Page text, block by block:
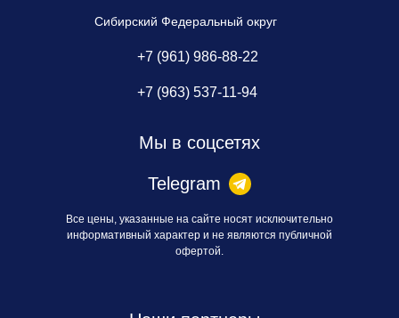
Все цены, указанные на сайте носят исключительно
информативный характер и не являются публичной
офертой.
Мы в соцсетях
Telegram
+7 (963) 537-11-94
+7 (961) 986-88-22
Сибирский Федеральный округ